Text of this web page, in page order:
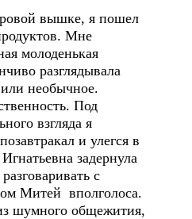
вышке, я пошел
Мне
молоденькая
разглядывала
необычное.
Под
взгляда я
и улегся в
задернула
с
Митей вполголоса.
шумного общежития,